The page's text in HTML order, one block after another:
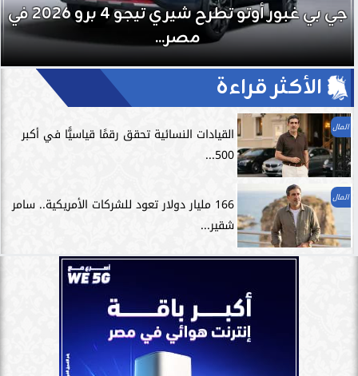
جي بي غبور أوتو تطرح شيري تيجو 4 برو 2026 في
مصر...
الأكثر قراءة
المال
القيادات النسائية تحقق رقمًا قياسيًّا في أكبر
500...
المال
166 مليار دولار تعود للشركات الأمريكية.. سامر
شقير...